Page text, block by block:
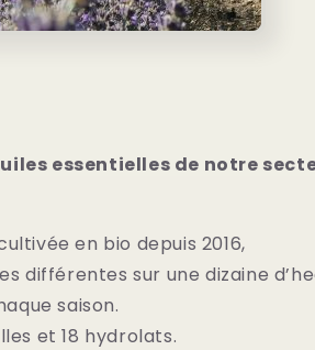
essentielles de notre
en bio depuis 2016,
différentes sur une dizaine
saison.
et 18 hydrolats.